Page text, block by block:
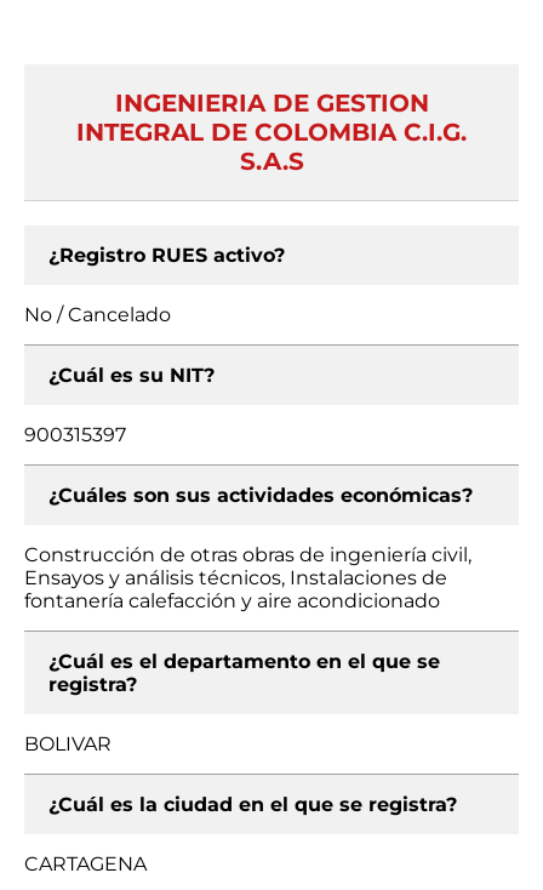
INGENIERIA DE GESTION
INTEGRAL DE COLOMBIA C.I.G.
S.A.S
¿Registro RUES activo?
No / Cancelado
¿Cuál es su NIT?
900315397
¿Cuáles son sus actividades económicas?
Construcción de otras obras de ingeniería civil,
Ensayos y análisis técnicos, Instalaciones de
fontanería calefacción y aire acondicionado
¿Cuál es el departamento en el que se
registra?
BOLIVAR
¿Cuál es la ciudad en el que se registra?
CARTAGENA